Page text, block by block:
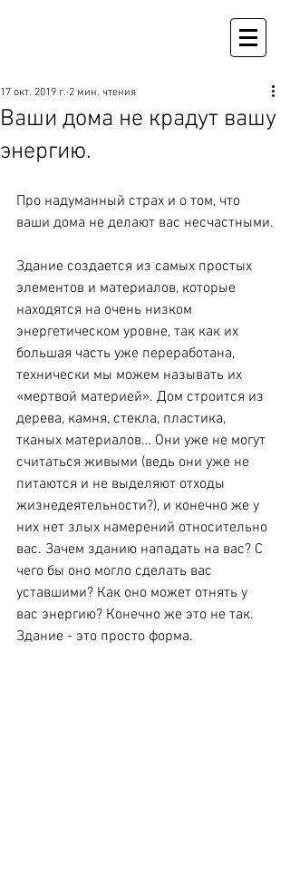
Ваши дома не крадут вашу
энергию.
17 окт. 2019 г. 2 мин. чтения
Про надуманный страх и о том, что
ваши дома не делают вас несчастными.
Здание создается из самых простых
элементов и материалов, которые
находятся на очень низком
энергетическом уровне, так как их
большая часть уже переработана,
технически мы можем называть их
«мертвой материей». Дом строится из
дерева, камня, стекла, пластика,
тканых материалов… Они уже не могут
считаться живыми (ведь они уже не
питаются и не выделяют отходы
жизнедеятельности?), и конечно же у
них нет злых намерений относительно
вас. Зачем зданию нападать на вас? С
чего бы оно могло сделать вас
уставшими? Как оно может отнять у
вас энергию? Конечно же это не так.
Здание - это просто форма.